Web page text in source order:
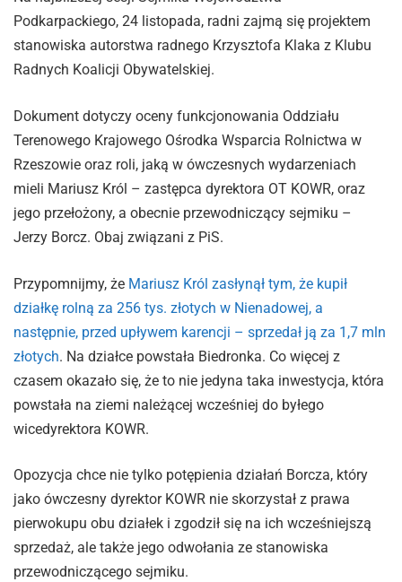
Podkarpackiego, 24 listopada, radni zajmą się projektem
stanowiska autorstwa radnego Krzysztofa Klaka z Klubu
Radnych Koalicji Obywatelskiej.
Dokument dotyczy oceny funkcjonowania Oddziału
Terenowego Krajowego Ośrodka Wsparcia Rolnictwa w
Rzeszowie oraz roli, jaką w ówczesnych wydarzeniach
mieli Mariusz Król – zastępca dyrektora OT KOWR, oraz
jego przełożony, a obecnie przewodniczący sejmiku –
Jerzy Borcz. Obaj związani z PiS.
Przypomnijmy, że Mariusz Król zasłynął tym, że kupił
działkę rolną za 256 tys. złotych w Nienadowej, a
następnie, przed upływem karencji – sprzedał ją za 1,7 mln
złotych. Na działce powstała Biedronka. Co więcej z
czasem okazało się, że to nie jedyna taka inwestycja, która
powstała na ziemi należącej wcześniej do byłego
wicedyrektora KOWR.
Opozycja chce nie tylko potępienia działań Borcza, który
jako ówczesny dyrektor KOWR nie skorzystał z prawa
pierwokupu obu działek i zgodził się na ich wcześniejszą
sprzedaż, ale także jego odwołania ze stanowiska
przewodniczącego sejmiku.